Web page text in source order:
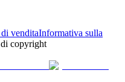
venditaInformativa sulla
copyright